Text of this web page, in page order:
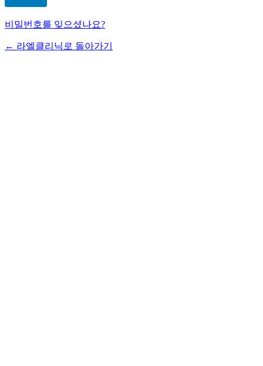
비밀번호를 잊으셨나요?
← 라엘클리닉로 돌아가기